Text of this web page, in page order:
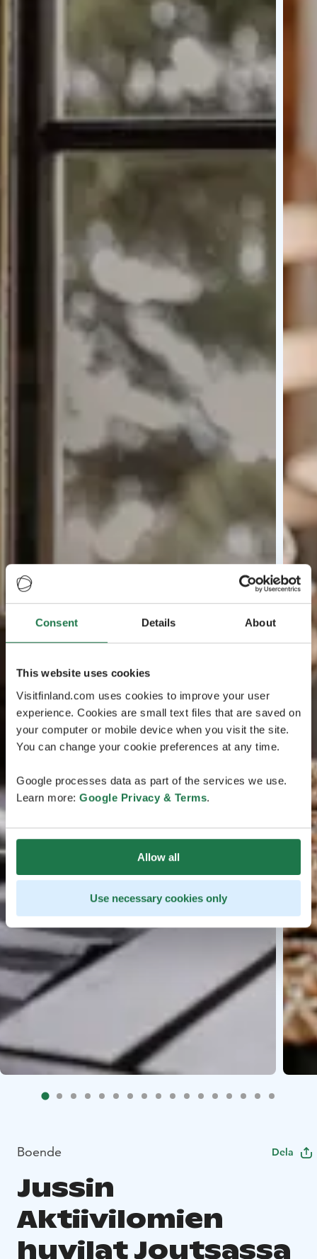
Consent Details About
This website uses cookies
Visitfinland.com uses cookies to improve your user
experience. Cookies are small text files that are saved on
your computer or mobile device when you visit the site.
You can change your cookie preferences at any time.
Google processes data as part of the services we use.
Learn more: Google Privacy & Terms.
Allow all
Use necessary cookies only
Boende Dela
Jussin
Aktiivilomien
huvilat Joutsassa